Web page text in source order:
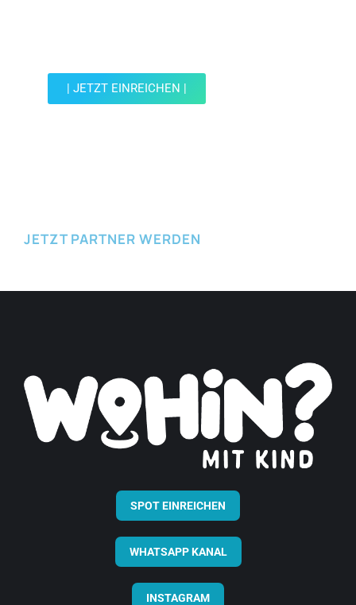
| JETZT EINREICHEN |
JETZT PARTNER WERDEN
SPOT EINREICHEN
WHATSAPP KANAL
INSTAGRAM